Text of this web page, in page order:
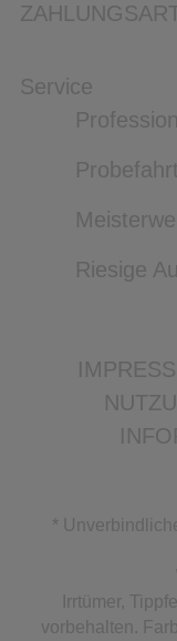
Service
Riesige
*
Irrtümer,
vorbehalten.